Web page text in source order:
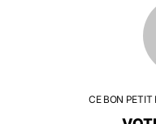
CE BON PETIT